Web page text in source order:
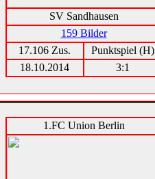
SV Sandhausen
159 Bilder
17.106 Zus.
Punktspiel (H)
18.10.2014
3:1
1.FC Union Berlin